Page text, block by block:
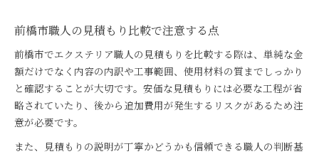
前橋市職人の見積もり比較で注意する点
前橋市でエクステリア職人の見積もりを比較する際は、単純な金
額だけでなく内容の内訳や工事範囲、使用材料の質までしっかり
と確認することが大切です。安価な見積もりには必要な工程が省
略されていたり、後から追加費用が発生するリスクがあるため注
意が必要です。
また、見積もりの説明が丁寧かどうかも信頼できる職人の判断基